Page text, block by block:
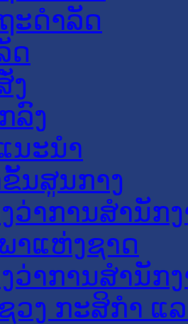
ະດໍາລັດ
ດ
ງ
ລົງ
ນະນໍາ
ນສູນກາງ
ວ່າການສໍານັກ
າແຫ່ງຊາດ
ວ່າການສຳນັກ
ວງ ກະສິກຳ ແ